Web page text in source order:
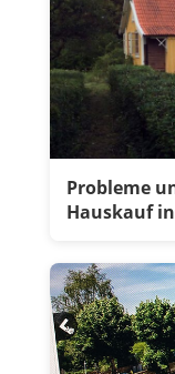
Probleme
Hauskauf